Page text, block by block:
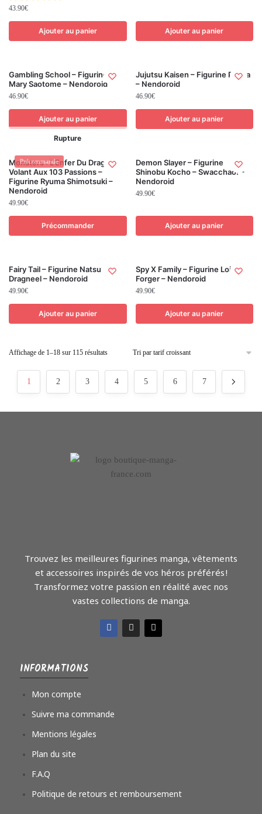
43.90€
Ajouter au panier Ajouter au panier
Gambling School – Figurine
Mary Saotome – Nendoroid
46.90€
Ajouter au panier
Jujutsu Kaisen – Figurine Panda
– Nendoroid
46.90€
Ajouter au panier
Précommande
Rupture
Monsters : L’Enfer Du Dragon
Volant Aux 103 Passions –
Figurine Ryuma Shimotsuki –
Nendoroid
49.90€
Précommander
Demon Slayer – Figurine
Shinobu Kocho – Swacchao! –
Nendoroid
49.90€
Ajouter au panier
Fairy Tail – Figurine Natsu
Dragneel – Nendoroid
49.90€
Ajouter au panier
Spy X Family – Figurine Loid
Forger – Nendoroid
49.90€
Ajouter au panier
Affichage de 1–18 sur 115 résultats
1 2 3 4 5 6 7
Trouvez les meilleures figurines manga, vêtements
et accessoires inspirés de vos héros préférés !
Transformez votre passion en réalité avec nos
vastes collections de manga.
INFORMATIONS
Mon compte
Suivre ma commande
Mentions légales
Plan du site
F.A.Q
Politique de retours et remboursement